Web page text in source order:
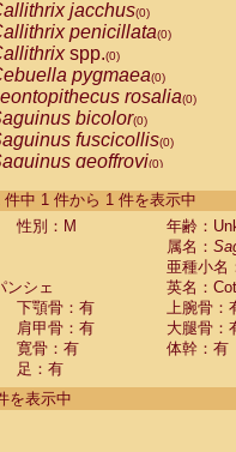
jacchus(0)
penicillata(0)
spp.(0)
pygmaea(0)
rosalia(0)
bicolor(0)
fuscicollis(0)
geoffroyi(0)
labiatus(0)
Saguinus leucopus (0)
nigricollis (0)
Saguinus oedipus
Saguinus weddelli
Saguinusspp.
Aotus trivirgatus
albifrons
件中 1 件から 1 件を表示中
性別：M
年齢：
属名：
亜種小名
ンシェ
英名：
下顎骨：有
上腕骨：
肩甲骨：有
大腿骨：
寛骨：有
体幹：有
足：有
を表示中